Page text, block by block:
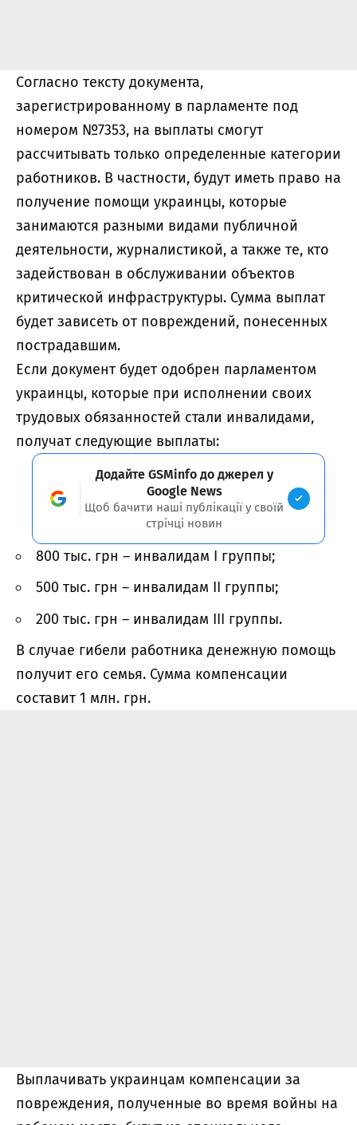
Согласно тексту документа,
зарегистрированному в парламенте под
номером №7353, на выплаты смогут
рассчитывать только определенные категории
работников. В частности, будут иметь право на
получение помощи украинцы, которые
занимаются разными видами публичной
деятельности, журналистикой, а также те, кто
задействован в обслуживании объектов
критической инфраструктуры. Сумма выплат
будет зависеть от повреждений, понесенных
пострадавшим.
Если документ будет одобрен парламентом
украинцы, которые при исполнении своих
трудовых обязанностей стали инвалидами,
получат следующие выплаты:
Додайте GSMinfo до джерел у
Google News
Щоб бачити наші публікації у своїй
стрічці новин
800 тыс. грн – инвалидам І группы;
500 тыс. грн – инвалидам ІІ группы;
200 тыс. грн – инвалидам ІІІ группы.
В случае гибели работника денежную помощь
получит его семья. Сумма компенсации
составит 1 млн. грн.
Выплачивать украинцам компенсации за
повреждения, полученные во время войны на